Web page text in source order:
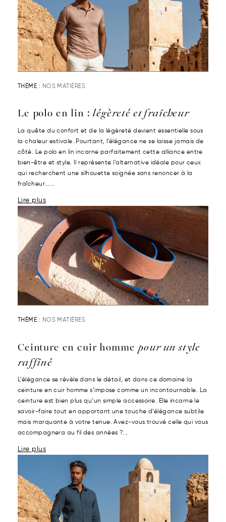
THÈME : NOS MATIÈRES
Le polo en lin :légèreté et fraîcheur
La quête du confort et de la légèreté devient essentielle sous
la chaleur estivale. Pourtant, l’élégance ne se laisse jamais de
côté. Le polo en lin incarne parfaitement cette alliance entre
bien-être et style. Il représente l’alternative idéale pour ceux
qui recherchent une silhouette soignée sans renoncer à la
fraîcheur......
Lire plus
THÈME : NOS MATIÈRES
Ceinture en cuir hommepour un style
raffiné
L’élégance se révèle dans le détail, et dans ce domaine la
ceinture en cuir homme s’impose comme un incontournable. La
ceinture est bien plus qu’un simple accessoire. Elle incarne le
savoir-faire tout en apportant une touche d’élégance subtile
mais marquante à votre tenue. Avez-vous trouvé celle qui vous
accompagnera au fil des années ?...
Lire plus